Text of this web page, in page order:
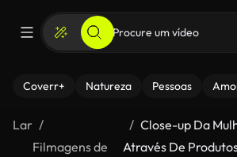
Coverr+ Natureza Pessoas
Lar
Filmagens de
Close-up Da
Através De